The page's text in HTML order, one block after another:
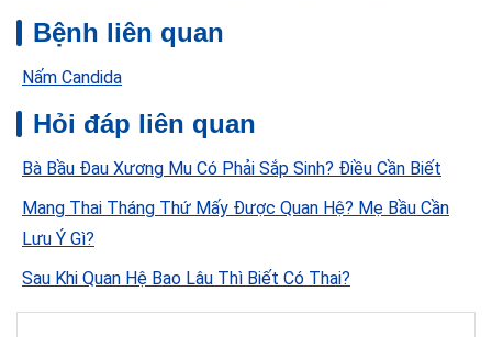
Bệnh liên quan
Nấm Candida
Hỏi đáp liên quan
Bà Bầu Đau Xương Mu Có Phải Sắp Sinh? Điều Cần Biết
Mang Thai Tháng Thứ Mấy Được Quan Hệ? Mẹ Bầu Cần
Lưu Ý Gì?
Sau Khi Quan Hệ Bao Lâu Thì Biết Có Thai?